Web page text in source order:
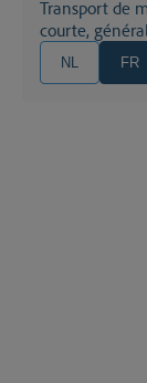
Transport de marchandises sur une distance relativement
courte,
NL FR